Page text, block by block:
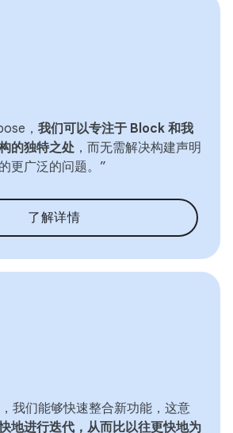
， 我们可以专注于 Block 和我
的独特之处 ，而无需解决构建声明
更广泛的问题。”
了解详情
我们能够快速整合新功能，这意
地进行迭代，从而比以往更快地为